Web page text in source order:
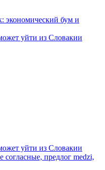
экономический бум и
уйти из Словакии
уйти из Словакии
согласные, предлог medzi,